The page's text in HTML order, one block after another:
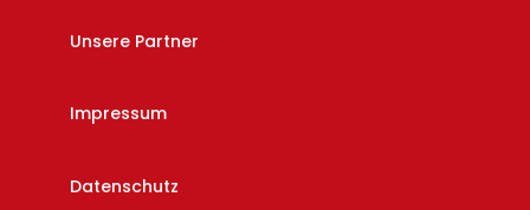
Unsere Partner
Impressum
Datenschutz